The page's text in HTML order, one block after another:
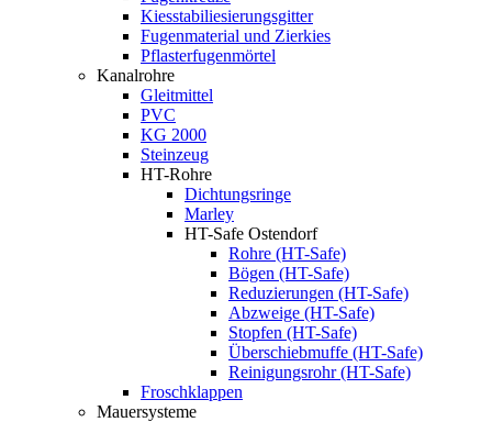
Kiesstabiliesierungsgitter
Fugenmaterial und Zierkies
Pflasterfugenmörtel
Kanalrohre
Gleitmittel
PVC
KG 2000
Steinzeug
HT-Rohre
Dichtungsringe
Marley
HT-Safe Ostendorf
Rohre (HT-Safe)
Bögen (HT-Safe)
Reduzierungen (HT-Safe)
Abzweige (HT-Safe)
Stopfen (HT-Safe)
Überschiebmuffe (HT-Safe)
Reinigungsrohr (HT-Safe)
Froschklappen
Mauersysteme